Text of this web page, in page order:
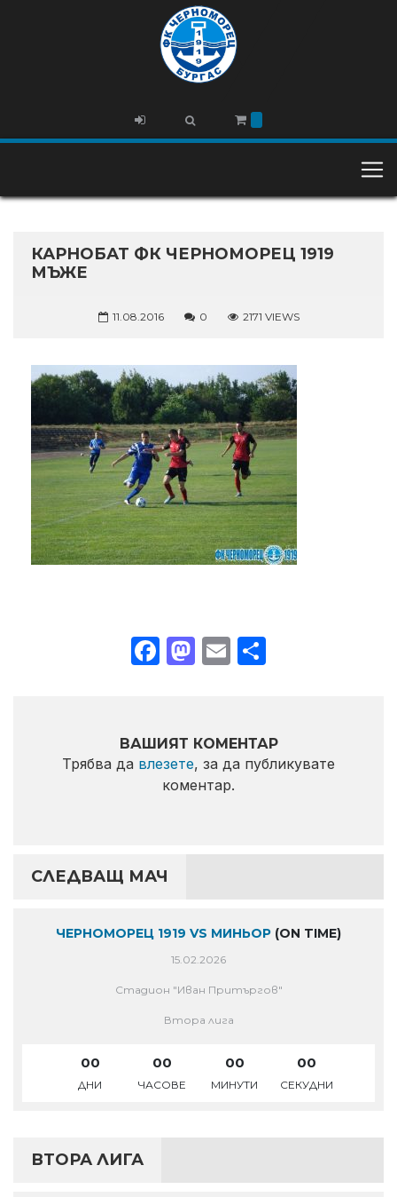
КАРНОБАТ ФК ЧЕРНОМОРЕЦ 1919
МЪЖЕ
11.08.2016 0 2171 VIEWS
Facebook
Mastodon
Email
ВАШИЯТ КОМЕНТАР
Трябва да влезете, за да публикувате
коментар.
СЛЕДВАЩ МАЧ
ЧЕРНОМОРЕЦ 1919 VS МИНЬОР (ON TIME)
15.02.2026
Стадион "Иван Притъргов"
Втора лига
00
ДНИ
00
ЧАСОВЕ
00
МИНУТИ
00
СЕКУДНИ
ВТОРА ЛИГА